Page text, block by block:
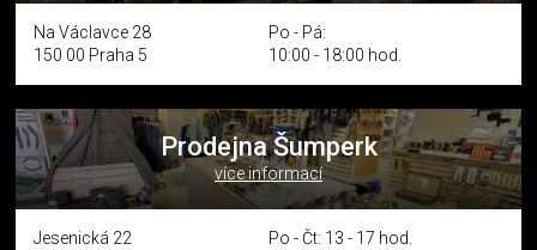
Na Václavce 28
150 00 Praha 5
Po - Pá:
10:00 - 18:00 hod.
Prodejna Šumperk
více informací
Jesenická 22
Po - Čt: 13 - 17 hod.